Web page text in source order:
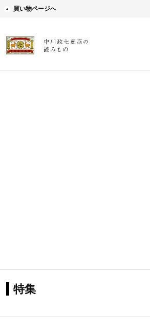
買い物ページへ
特集